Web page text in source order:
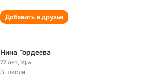
Добавить в друзья
Нина Гордеева
77 лет,Уфа
3 школа